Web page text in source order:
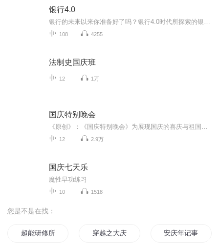
银行4.0
108 4255
法制史国庆班
12 1万
国庆特别晚会
12 2.9万
国庆七天乐
魔性早功练习
10 1518
您是不是在找：
超能研修所 穿越之大庆帝国 安庆年记事